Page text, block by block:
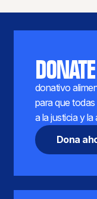
donativo
para que
a la justicia y
Dona